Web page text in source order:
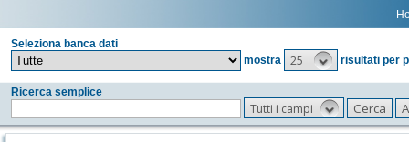
Seleziona banca dati
mostra
25 risultati per
Ricerca semplice
Tutti i campi